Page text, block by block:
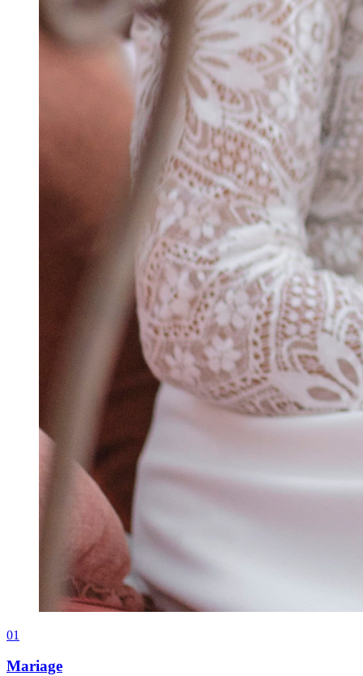
01
Mariage